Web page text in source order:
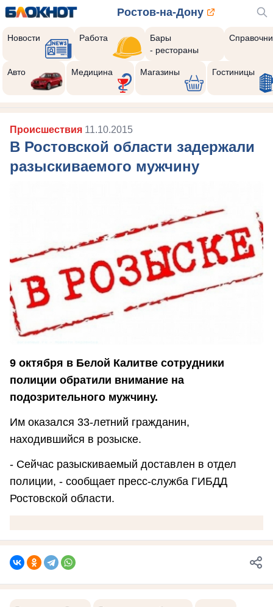
Ростов-на-Дону
Новости Работа
Бары
- рестораны
Авто Медицина Магазины Гостиницы
Происшествия 11.10.2015
В Ростовской области задержали
разыскиваемого мужчину
9 октября в Белой Калитве сотрудники
полиции обратили внимание на
подозрительного мужчину.
Им оказался 33-летний гражданин,
находившийся в розыске.
- Сейчас разыскиваемый доставлен в отдел
полиции, - сообщает пресс-служба ГИБДД
Ростовской области.